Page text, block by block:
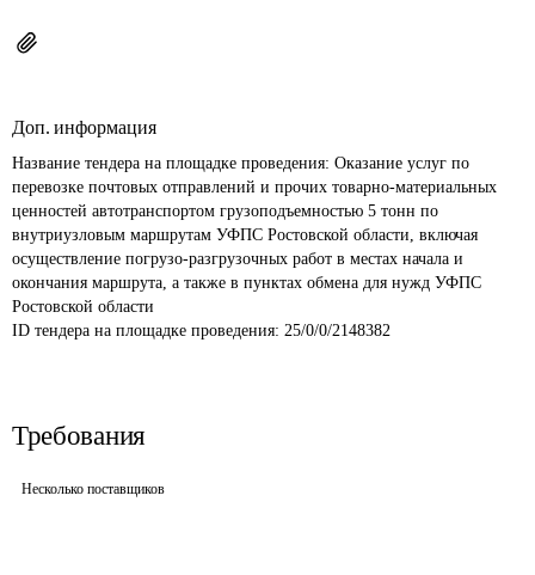
Доп. информация
Название тендера на площадке проведения: Оказание услуг по
перевозке почтовых отправлений и прочих товарно-материальных
ценностей автотранспортом грузоподъемностью 5 тонн по
внутриузловым маршрутам УФПС Ростовской области, включая
осуществление погрузо-разгрузочных работ в местах начала и
окончания маршрута, а также в пунктах обмена для нужд УФПС
Ростовской области
ID тендера на площадке проведения: 25/0/0/2148382
Требования
Несколько поставщиков